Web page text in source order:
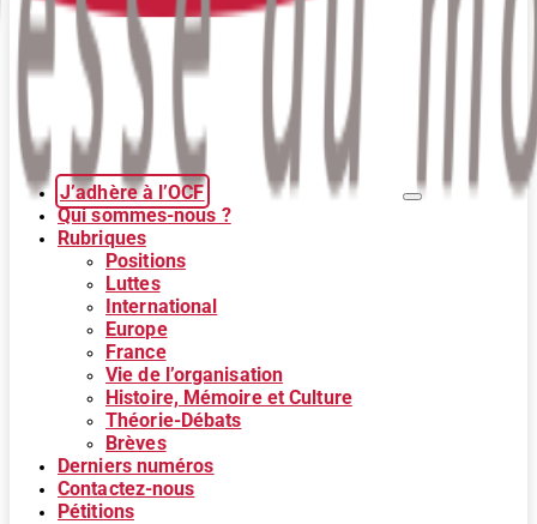
J’adhère à l’OCF
Qui sommes-nous ?
Rubriques
Positions
Luttes
International
Europe
France
Vie de l’organisation
Histoire, Mémoire et Culture
Théorie-Débats
Brèves
Derniers numéros
Contactez-nous
Pétitions